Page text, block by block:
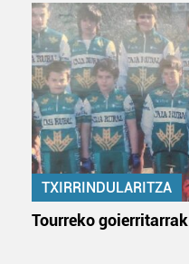
TXIRRINDULARITZA
Tourreko goierritarrak